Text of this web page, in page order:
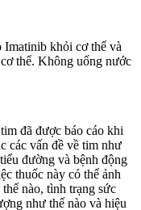
Imatinib khỏi cơ thể và
thể. Không uống nước
đã được báo cáo khi
các vấn đề về tim như
đường và bệnh động
thuốc này có thể ảnh
nào, tình trạng sức
như thế nào và hiệu